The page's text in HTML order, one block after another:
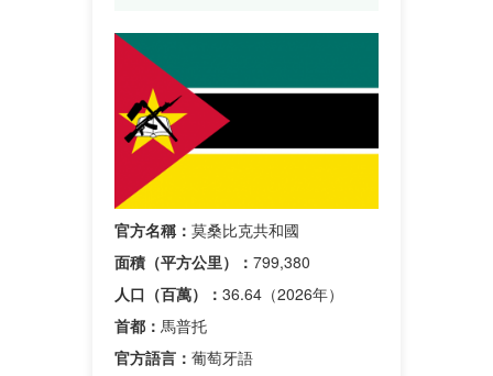
官方名稱： 莫桑比克共和國
面積（平方公里）： 799,380
人口（百萬）： 36.64（2026年）
首都： 馬普托
官方語言： 葡萄牙語